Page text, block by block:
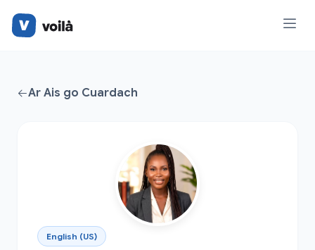
Ar Ais go Cuardach
English (US)